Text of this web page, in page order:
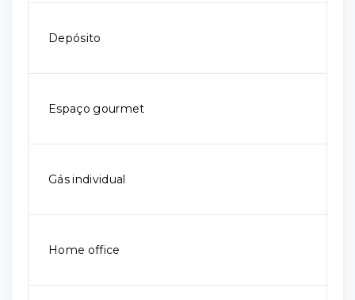
Depósito
Espaço gourmet
Gás individual
Home office